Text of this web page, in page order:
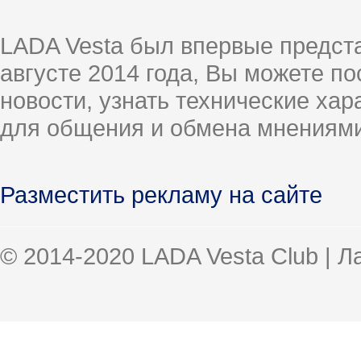
LADA Vesta был впервые
августе 2014 года, Вы можете
новости, узнать технические
для общения и обмена
Разместить рекламу на сайте
© 2014-2020 LADA Vesta Club |